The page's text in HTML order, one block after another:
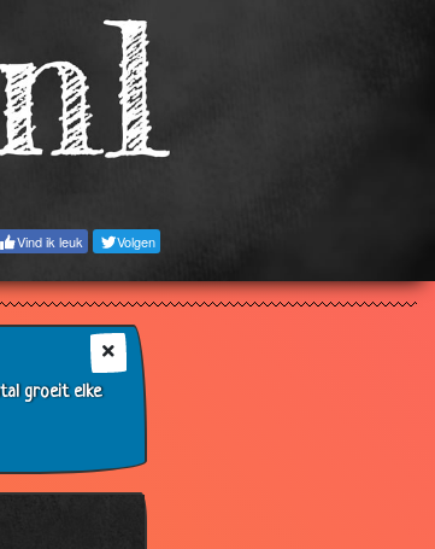
Vind ik leuk Volgen
groeit elke